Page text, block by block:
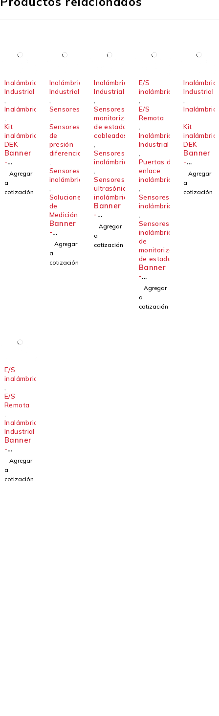
Inalámbrico
Industrial
Inalámbricos
Kit
inalámbrico
DEK
Banner
-
DEK100
-A1-V
Agregar
a
cotización
Inalámbrico
Industrial
Sensores
Sensores
de
presión
diferencial
Sensores
inalámbricos
Soluciones
de
Medición
Banner
-
Sensore
inalámb
ricos de
Agregar
a
cotización
Inalámbrico
Industrial
Sensores de
monitorización
de estado
cableados
Sensores
inalámbricos
Sensores
ultrasónicos
inalámbricos
Banner
-
Sensor
K50UX2
ARA
Agregar
a
cotización
E/S
inalámbricas
E/S
Remota
Inalámbrico
Industrial
Puertas de
enlace
inalámbricas
Sensores
inalámbricos
Sensores
inalámbricos
de
monitorización
de estado
Banner
-
Control
ador
inalámb
rico
Agregar
a
cotización
Industrial
Kit
DEK
Banner
-
DEK100
-A1-A
Agregar
a
cotización
E/S
inalámbricas
E/S
Remota
Inalámbrico
Industrial
Banner
-
Radios
datos
de E/S
Agregar
a
cotización